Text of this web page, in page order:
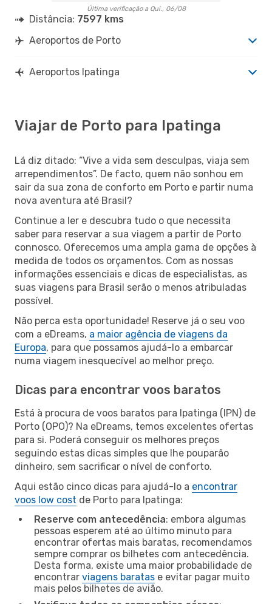
Última verificação a Qui., 06/08
Distância: 7597 kms
Aeroportos de Porto
Aeroportos Ipatinga
Viajar de Porto para Ipatinga
Lá diz ditado: “Vive a vida sem desculpas, viaja sem
arrependimentos”. De facto, quem não sonhou em
sair da sua zona de conforto em Porto e partir numa
nova aventura até Brasil?
Continue a ler e descubra tudo o que necessita
saber para reservar a sua viagem a partir de Porto
connosco. Oferecemos uma ampla gama de opções à
medida de todos os orçamentos. Com as nossas
informações essenciais e dicas de especialistas, as
suas viagens para Brasil serão o menos atribuladas
possível.
Não perca esta oportunidade! Reserve já o seu voo
com a eDreams, a maior agência de viagens da
Europa, para que possamos ajudá-lo a embarcar
numa viagem inesquecível ao melhor preço.
Dicas para encontrar voos baratos
Está à procura de voos baratos para Ipatinga (IPN) de
Porto (OPO)? Na eDreams, temos excelentes ofertas
para si. Poderá conseguir os melhores preços
seguindo estas dicas simples que lhe pouparão
dinheiro, sem sacrificar o nível de conforto.
Aqui estão cinco dicas para ajudá-lo a encontrar
voos low cost de Porto para Ipatinga:
Reserve com antecedência: embora algumas
pessoas esperem até ao último minuto para
encontrar ofertas mais baratas, recomendamos
sempre comprar os bilhetes com antecedência.
Desta forma, existe uma maior probabilidade de
encontrar viagens baratas e evitar pagar muito
mais pelos bilhetes de avião.